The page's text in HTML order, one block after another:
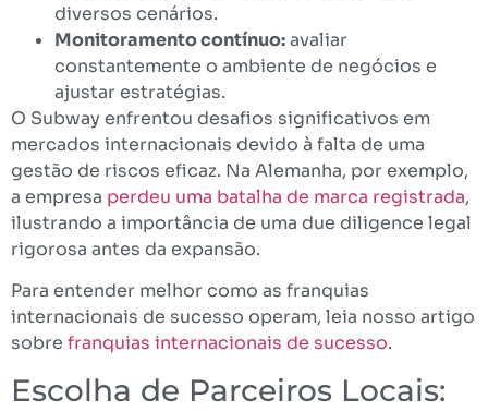
diversos cenários.
Monitoramento contínuo:avaliar
constantemente o ambiente de negócios e
ajustar estratégias.
O Subway enfrentou desafios significativos em
mercados internacionais devido à falta de uma
gestão de riscos eficaz. Na Alemanha, por exemplo,
a empresa perdeu uma batalha de marca registrada,
ilustrando a importância de uma due diligence legal
rigorosa antes da expansão.
Para entender melhor como as franquias
internacionais de sucesso operam, leia nosso artigo
sobre franquias internacionais de sucesso.
Escolha de Parceiros Locais: